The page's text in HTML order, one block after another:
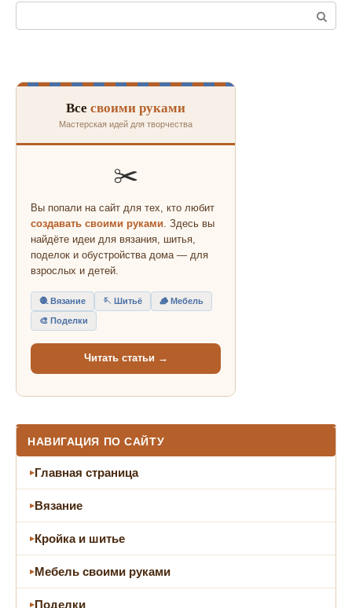
Поиск:
Все своими руками
Мастерская идей для творчества
✂️
Вы попали на сайт для тех, кто любит
создавать своими руками. Здесь вы
найдёте идеи для вязания, шитья,
поделок и обустройства дома — для
взрослых и детей.
🧶 Вязание 🪡 Шитьё 🪵 Мебель
🎨 Поделки
Читать статьи →
НАВИГАЦИЯ ПО САЙТУ
Главная страница
Вязание
Кройка и шитье
Мебель своими руками
Поделки